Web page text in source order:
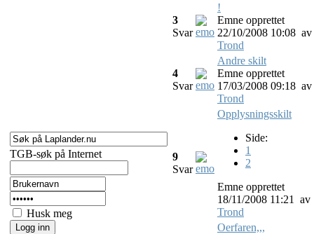
TGB-søk på Internet
Husk meg
3
Svar
!
Emne opprettet
22/10/2008 10:08 av
Trond
4
Svar
Andre skilt
Emne opprettet
17/03/2008 09:18 av
Trond
9
Svar
Opplysningsskilt
Side:
1
2
Emne opprettet
18/11/2008 11:21 av
Trond
Oerfaren,,,